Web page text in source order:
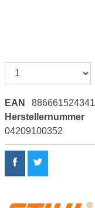
EAN
886661524341
Herstellernummer
04209100352